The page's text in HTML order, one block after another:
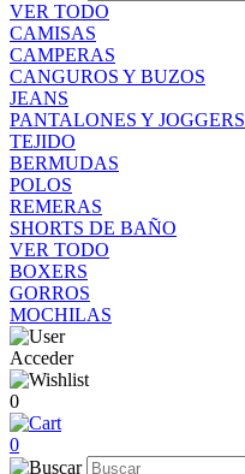
VER TODO
CAMISAS
CAMPERAS
CANGUROS Y BUZOS
JEANS
PANTALONES Y JOGGERS
TEJIDO
BERMUDAS
POLOS
REMERAS
SHORTS DE BAÑO
VER TODO
BOXERS
GORROS
MOCHILAS
Acceder
0
0